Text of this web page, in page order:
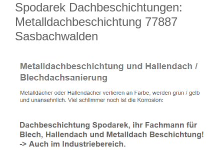
Spodarek Dachbeschichtungen:
Metalldachbeschichtung 77887
Sasbachwalden